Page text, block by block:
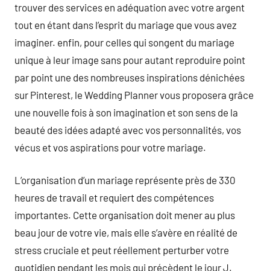
trouver des services en adéquation avec votre argent
tout en étant dans l’esprit du mariage que vous avez
imaginer. enfin, pour celles qui songent du mariage
unique à leur image sans pour autant reproduire point
par point une des nombreuses inspirations dénichées
sur Pinterest, le Wedding Planner vous proposera grâce
une nouvelle fois à son imagination et son sens de la
beauté des idées adapté avec vos personnalités, vos
vécus et vos aspirations pour votre mariage.
L’organisation d’un mariage représente près de 330
heures de travail et requiert des compétences
importantes. Cette organisation doit mener au plus
beau jour de votre vie, mais elle s’avère en réalité de
stress cruciale et peut réellement perturber votre
quotidien pendant les mois qui précèdent le jour J.